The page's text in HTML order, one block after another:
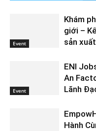
Event
Khám
giới –
sản
Event
ENI
An
Lãnh
Hành